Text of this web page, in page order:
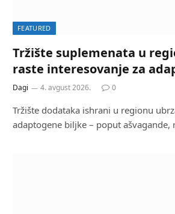
FEATURED
Tržište suplemenata u
raste interesovanje za
Dagi 4. avgust 2026. 0
Tržište dodataka ishrani u regionu
adaptogene biljke – poput